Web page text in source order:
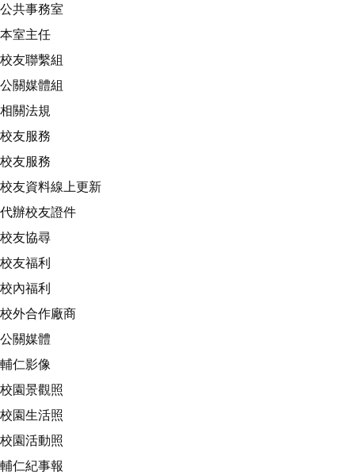
公共事務室
本室主任
校友聯繫組
公關媒體組
相關法規
校友服務
校友服務
校友資料線上更新
代辦校友證件
校友協尋
校友福利
校內福利
校外合作廠商
公關媒體
輔仁影像
校園景觀照
校園生活照
校園活動照
輔仁紀事報